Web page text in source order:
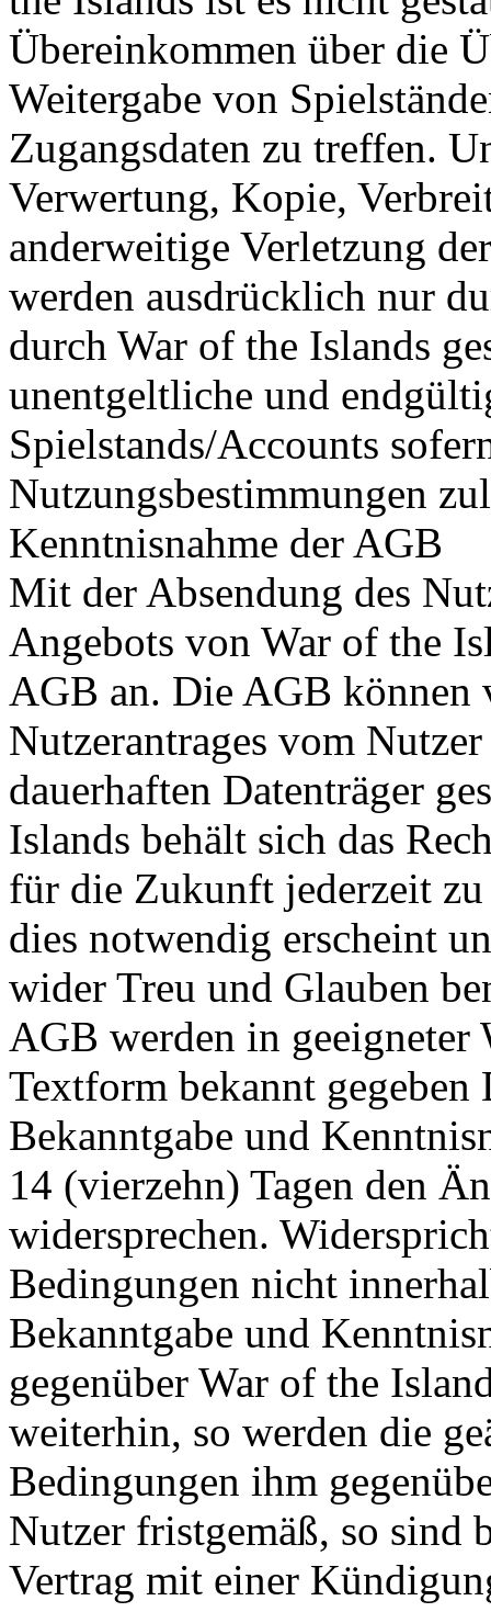
Übereinkommen über die
Weitergabe von
Zugangsdaten zu treffen.
Verwertung, Kopie,
anderweitige Verletzung
werden ausdrücklich nur
durch War of the Islands
unentgeltliche und
Spielstands/Accounts
Nutzungsbestimmungen
Kenntnisnahme der AGB
Mit der Absendung des
Angebots von War of the
AGB an. Die AGB können
Nutzerantrages vom
dauerhaften Datenträger
Islands behält sich das
für die Zukunft jederzeit zu
dies notwendig erscheint
wider Treu und Glauben
AGB werden in
Textform bekannt gegeben
Bekanntgabe und
14 (vierzehn) Tagen den
widersprechen.
Bedingungen nicht
Bekanntgabe und
gegenüber War of the
weiterhin, so werden die
Bedingungen ihm
Nutzer fristgemäß, so sind
Vertrag mit einer